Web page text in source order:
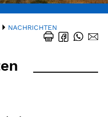
NACHRICHTEN